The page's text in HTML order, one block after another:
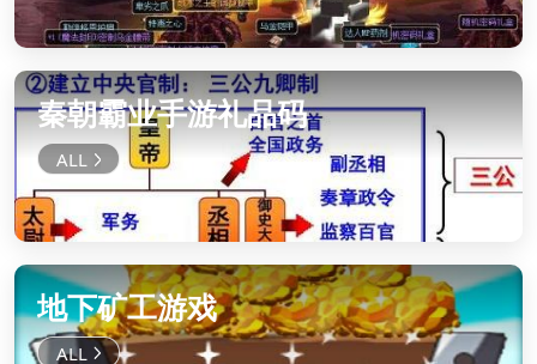
秦朝霸业手游礼品码
地下矿工游戏